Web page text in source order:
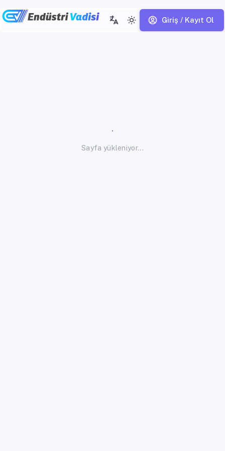
Giriş / Kayıt Ol
Sayfa yükleniyor...